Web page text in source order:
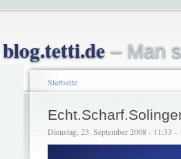
blog.tetti.de– Man
Startseite
Dienstag, 23. September 2008 - 11:33 –